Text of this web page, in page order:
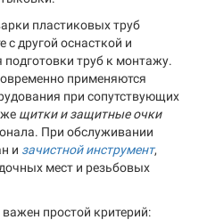
пластиковых труб
с другой оснасткой и
труб к монтажу.
применяются
при сопутствующих
щитки и защитные очки
При обслуживании
и зачистной инструмент,
мест и резьбовых
простой критерий: